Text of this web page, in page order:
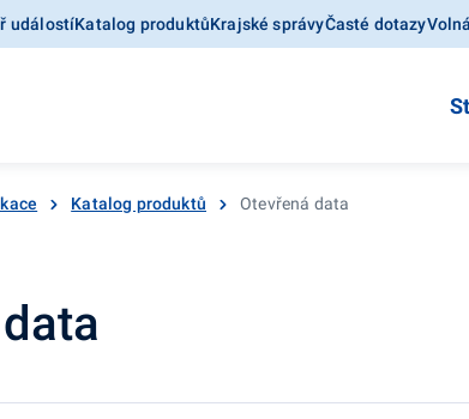
událostíKatalog produktůKrajské správyČasté dotazy
Katalog produktů Otevřená data